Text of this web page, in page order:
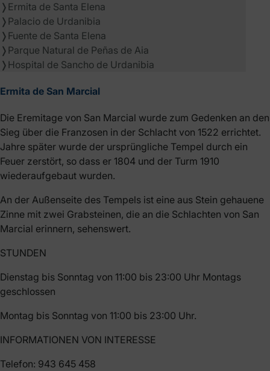
❭ Ermita de Santa Elena
❭ Palacio de Urdanibia
❭ Fuente de Santa Elena
❭ Parque Natural de Peñas de Aia
❭ Hospital de Sancho de Urdanibia
Ermita de San Marcial
Die Eremitage von San Marcial wurde zum Gedenken an den
Sieg über die Franzosen in der Schlacht von 1522 errichtet.
Jahre später wurde der ursprüngliche Tempel durch ein
Feuer zerstört, so dass er 1804 und der Turm 1910
wiederaufgebaut wurden.
An der Außenseite des Tempels ist eine aus Stein gehauene
Zinne mit zwei Grabsteinen, die an die Schlachten von San
Marcial erinnern, sehenswert.
STUNDEN
Dienstag bis Sonntag von 11:00 bis 23:00 Uhr Montags
geschlossen
Montag bis Sonntag von 11:00 bis 23:00 Uhr.
INFORMATIONEN VON INTERESSE
Telefon: 943 645 458